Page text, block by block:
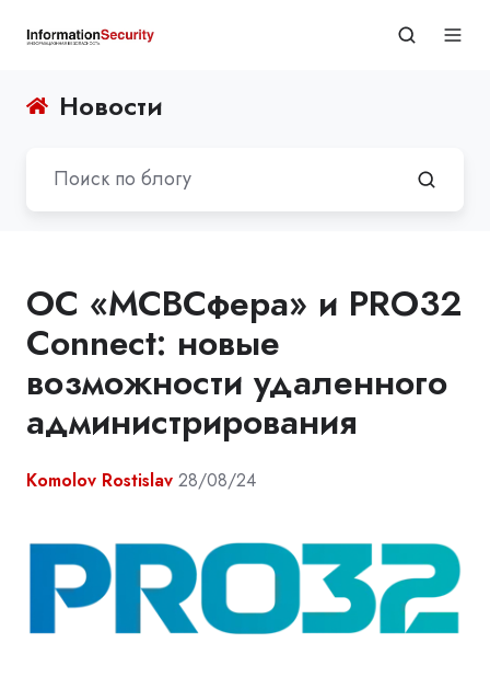
Новости
ОС «МСВСфера» и PRO32
Connect: новые
возможности удаленного
администрирования
Komolov Rostislav 28/08/24